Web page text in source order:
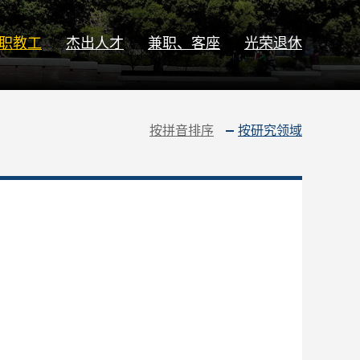
教工 杰出人才 兼职、客座 光荣退休
按拼音排序 按研究领域